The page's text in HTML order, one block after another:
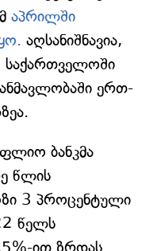
აპრილში
აღსანიშნავია,
საქართველოში
ერთ-
ბანკმა
წლის
3 პროცენტული
წელს